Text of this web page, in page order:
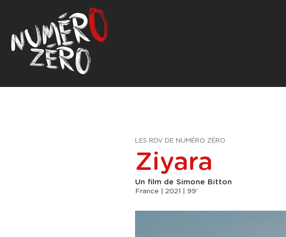
LES RDV DE NUMÉRO ZÉRO
Ziyara
Un film de Simone Bitton
France | 2021 | 99'